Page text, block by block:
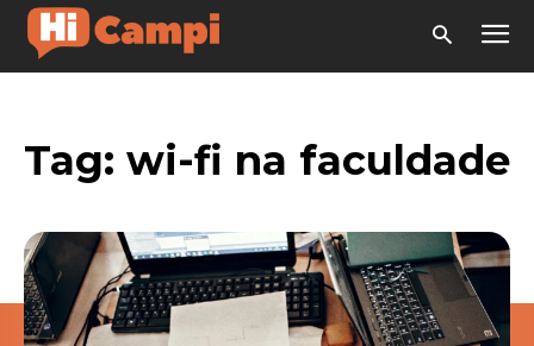
Tag: wi-fi na faculdade